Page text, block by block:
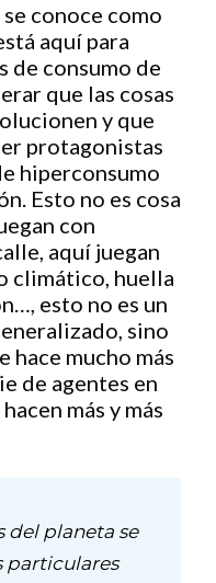
conoce como
aquí para
de consumo de
que las cosas
y que
protagonistas
hiperconsumo
Esto no es cosa
con
aquí juegan
climático, huella
esto no es un
sino
hace mucho más
de agentes en
más y más
del planeta se
particulares